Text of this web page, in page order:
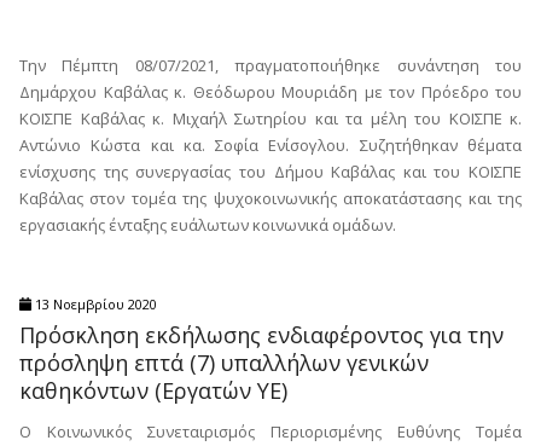
Την Πέμπτη 08/07/2021, πραγματοποιήθηκε συνάντηση του
Δημάρχου Καβάλας κ. Θεόδωρου Μουριάδη με τον Πρόεδρο του
ΚΟΙΣΠΕ Καβάλας κ. Μιχαήλ Σωτηρίου και τα μέλη του ΚΟΙΣΠΕ κ.
Αντώνιο Κώστα και κα. Σοφία Ενίσογλου. Συζητήθηκαν θέματα
ενίσχυσης της συνεργασίας του Δήμου Καβάλας και του ΚΟΙΣΠΕ
Καβάλας στον τομέα της ψυχοκοινωνικής αποκατάστασης και της
εργασιακής ένταξης ευάλωτων κοινωνικά ομάδων.
13 Νοεμβρίου 2020
Πρόσκληση εκδήλωσης ενδιαφέροντος για την
πρόσληψη επτά (7) υπαλλήλων γενικών
καθηκόντων (Εργατών ΥΕ)
Ο Κοινωνικός Συνεταιρισμός Περιορισμένης Ευθύνης Τομέα